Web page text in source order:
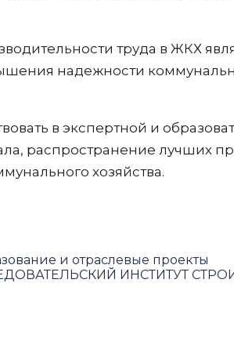
труда в ЖКХ
надежности
в экспертной и
распространение лучших
хозяйства.
и отраслевые проекты
ИНСТИТУТ